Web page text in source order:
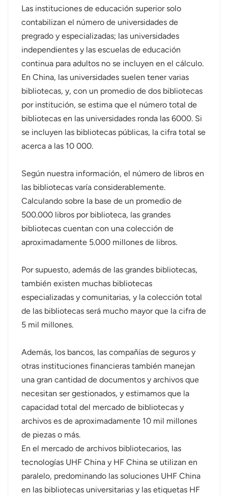
Ελληνικά
Melayu
Polski
แบบไทย
Tiếng Việt
Indonesia
magyar
Las instituciones de educación superior solo
contabilizan el número de universidades de
pregrado y especializadas; las universidades
independientes y las escuelas de educación
continua para adultos no se incluyen en el cálculo.
En China, las universidades suelen tener varias
bibliotecas, y, con un promedio de dos bibliotecas
por institución, se estima que el número total de
bibliotecas en las universidades ronda las 6000. Si
se incluyen las bibliotecas públicas, la cifra total se
acerca a las 10 000.
Según nuestra información, el número de libros en
las bibliotecas varía considerablemente.
Calculando sobre la base de un promedio de
500.000 libros por biblioteca, las grandes
bibliotecas cuentan con una colección de
aproximadamente 5.000 millones de libros.
Por supuesto, además de las grandes bibliotecas,
también existen muchas bibliotecas
especializadas y comunitarias, y la colección total
de las bibliotecas será mucho mayor que la cifra de
5 mil millones.
Además, los bancos, las compañías de seguros y
otras instituciones financieras también manejan
una gran cantidad de documentos y archivos que
necesitan ser gestionados, y estimamos que la
capacidad total del mercado de bibliotecas y
archivos es de aproximadamente 10 mil millones
de piezas o más.
En el mercado de archivos bibliotecarios, las
tecnologías UHF China y HF China se utilizan en
paralelo, predominando las soluciones UHF China
en las bibliotecas universitarias y las etiquetas HF